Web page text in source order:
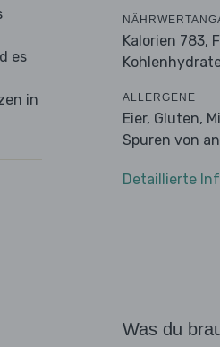
es
in
Kalorien 783,
ALLERGENE
Eier, Gluten,
Spuren von
Detaillierte
Was du